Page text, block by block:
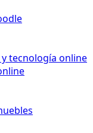
tecnología online